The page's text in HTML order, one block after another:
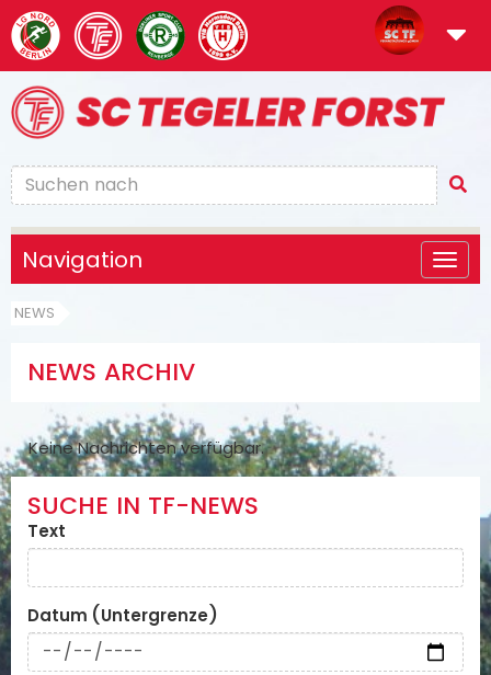
Navigation
NEWS
NEWS ARCHIV
Keine Nachrichten verfügbar.
SUCHE IN TF-NEWS
Text
Datum (Untergrenze)